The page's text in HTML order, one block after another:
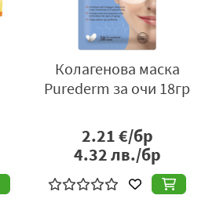
Колагенова маска
Purederm за очи 18гр
2.21€/бр
4.32лв./бр